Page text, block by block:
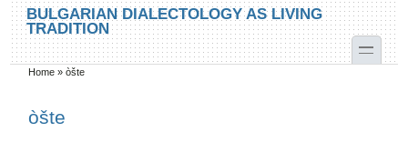
Skip to main content
Skip to search
BULGARIAN DIALECTOLOGY AS LIVING
TRADITION
toggle
You are here
Home »òšte
òšte